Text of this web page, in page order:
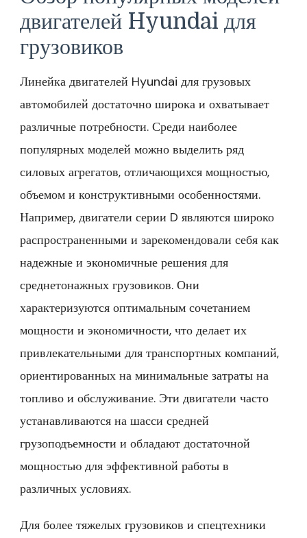
двигателей Hyundai для
грузовиков
Линейка двигателей Hyundai для грузовых
автомобилей достаточно широка и охватывает
различные потребности. Среди наиболее
популярных моделей можно выделить ряд
силовых агрегатов, отличающихся мощностью,
объемом и конструктивными особенностями.
Например, двигатели серии D являются широко
распространенными и зарекомендовали себя как
надежные и экономичные решения для
среднетонажных грузовиков. Они
характеризуются оптимальным сочетанием
мощности и экономичности, что делает их
привлекательными для транспортных компаний,
ориентированных на минимальные затраты на
топливо и обслуживание. Эти двигатели часто
устанавливаются на шасси средней
грузоподъемности и обладают достаточной
мощностью для эффективной работы в
различных условиях.
Для более тяжелых грузовиков и спецтехники